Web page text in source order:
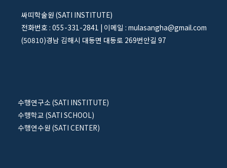
싸띠학술원 (SATI INSTITUTE)
전화번호 : 055-331-2841 | 이메일 : mulasangha@gmail.com
(50810)경남 김해시 대동면 대동로 269번안길 97
수행연구소 (SATI INSTITUTE)
수행학교 (SATI SCHOOL)
수행연수원 (SATI CENTER)